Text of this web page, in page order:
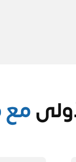
مع